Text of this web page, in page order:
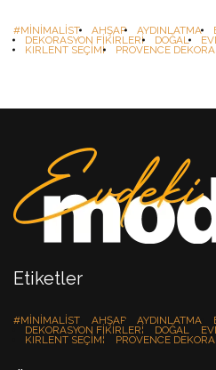
#MINIMALIST AHŞAP AYDINLATMA
DEKORASYON FIKIRLERI DOĞAL
KIRLENT SEÇIMI PROVENCE
Etiketler
#MINIMALIST AHŞAP AYDINLATMA
DEKORASYON FIKIRLERI DOĞAL
KIRLENT SEÇIMI PROVENCE